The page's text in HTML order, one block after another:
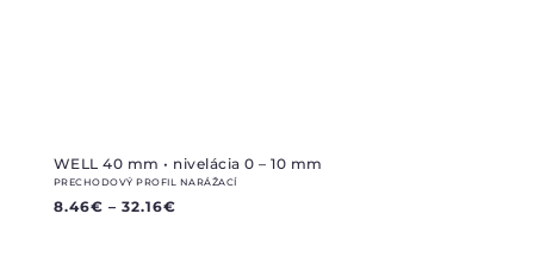
WELL 40 mm • nivelácia 0 – 10 mm
PRECHODOVÝ PROFIL NARÁŽACÍ
8.46€ – 32.16€